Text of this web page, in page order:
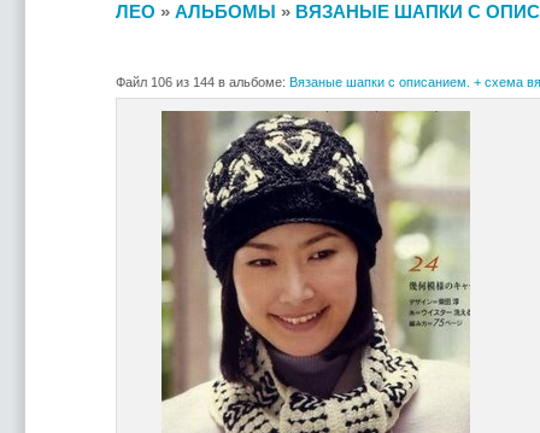
ЛЕО » АЛЬБОМЫ » ВЯЗАНЫЕ ШАПКИ С
Файл 106 из 144 в альбоме: Вязаные шапки с описанием. + схема